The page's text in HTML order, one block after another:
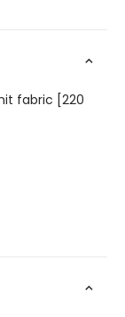
fabric [220